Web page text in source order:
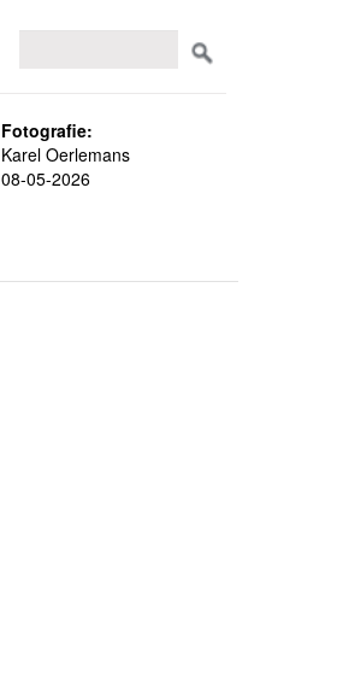
Fotografie:
Karel Oerlemans
08-05-2026